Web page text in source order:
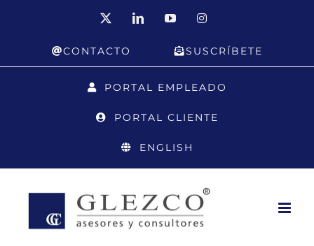
LinkedInYouTubeInstagram
CONTACTO SUSCRÍBETE
PORTAL EMPLEADO
PORTAL CLIENTE
ENGLISH